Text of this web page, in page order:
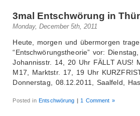
3mal Entschwörung in
Monday, December 5th, 2011
Heute, morgen und übermorgen
“Entschwörungstheorie” vor:
Johannisstr. 14, 20 Uhr FÄLLT AUS!
M17, Marktstr. 17, 19 Uhr
Donnerstag, 08.12.2011, Saalfeld,
Posted inEntschwörung | 1 Comment »